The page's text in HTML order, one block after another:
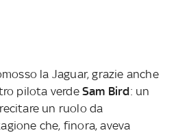
la Jaguar, grazie anche
pilota verde Sam Bird: un
un ruolo da
che, finora, aveva